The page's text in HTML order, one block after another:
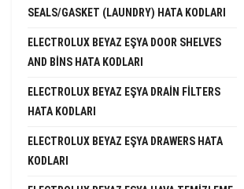
SEALS/GASKET (LAUNDRY) HATA KODLARI
ELECTROLUX BEYAZ EŞYA DOOR SHELVES
AND BINS HATA KODLARI
ELECTROLUX BEYAZ EŞYA DRAIN FILTERS
HATA KODLARI
ELECTROLUX BEYAZ EŞYA DRAWERS HATA
KODLARI